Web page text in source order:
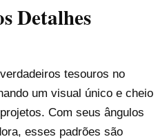
Detalhes
tesouros no
um visual único e cheio
Com seus ângulos
esses padrões são